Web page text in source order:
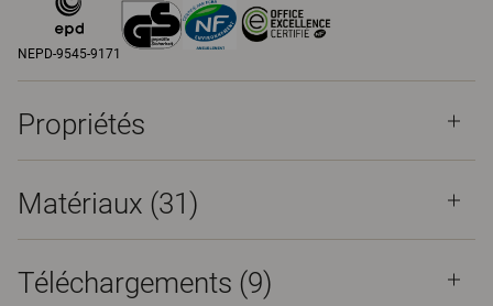
NEPD-9545-9171
Propriétés
Matériaux (31)
Téléchargements (9)